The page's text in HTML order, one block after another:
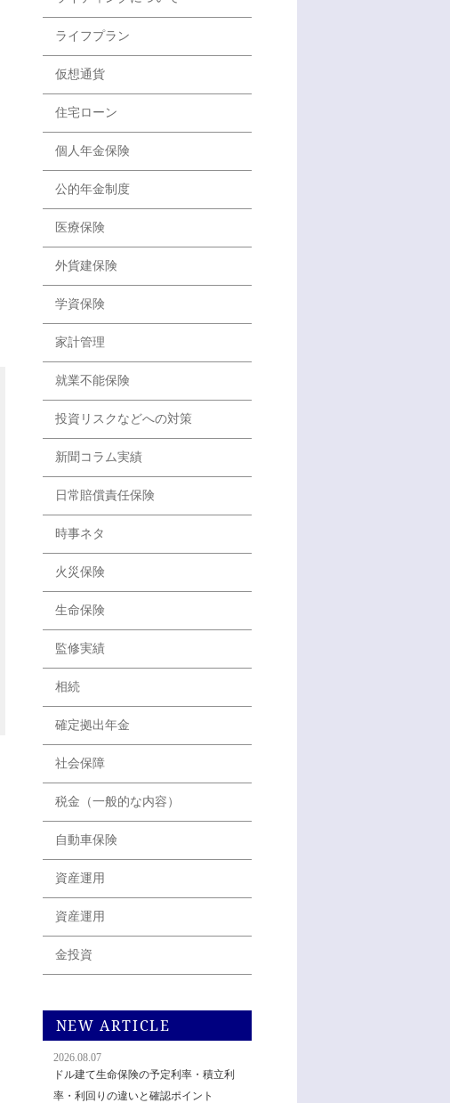
ライフプラン
仮想通貨
住宅ローン
個人年金保険
公的年金制度
医療保険
外貨建保険
学資保険
家計管理
就業不能保険
投資リスクなどへの対策
新聞コラム実績
日常賠償責任保険
時事ネタ
火災保険
生命保険
監修実績
相続
確定拠出年金
社会保障
税金（一般的な内容）
自動車保険
資産運用
資産運用
金投資
NEW ARTICLE
2026.08.07
ドル建て生命保険の予定利率・積立利
率・利回りの違いと確認ポイント